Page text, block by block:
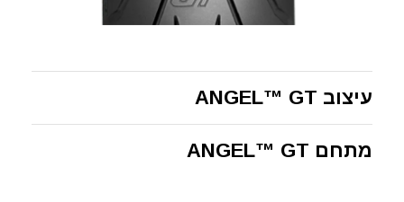
עיצוב ANGEL™ GT
מתחם ANGEL™ GT